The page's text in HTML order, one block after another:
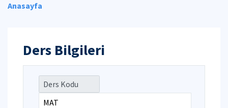
Anasayfa
Ders Bilgileri
Ders Kodu